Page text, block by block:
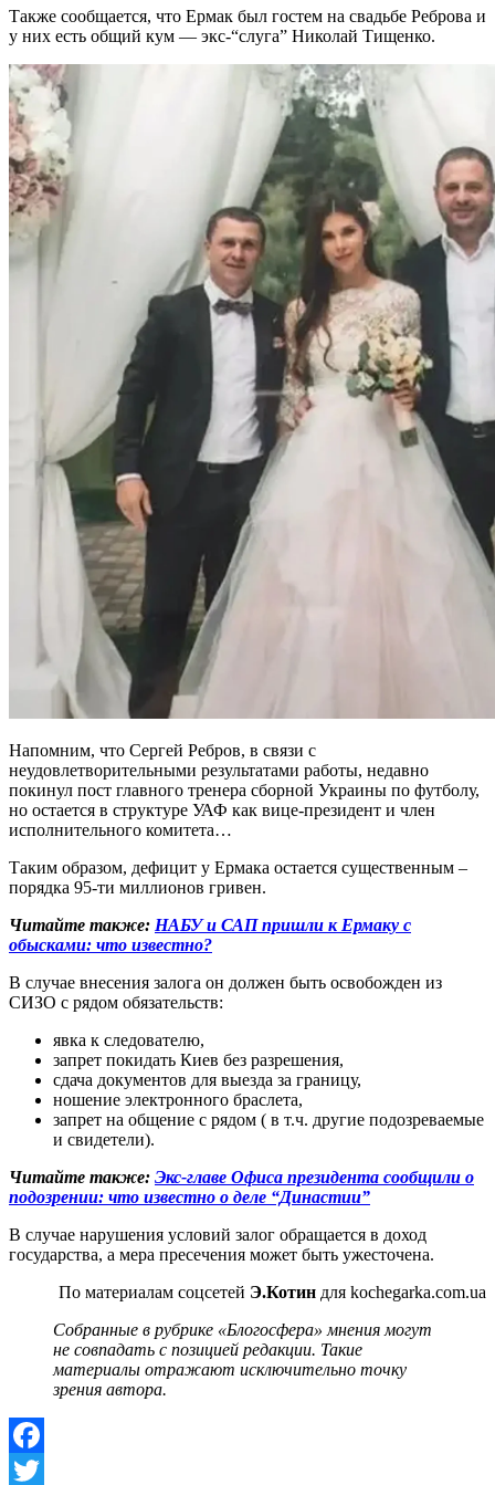
Также сообщается, что Ермак был гостем на свадьбе Реброва и
у них есть общий кум — экс-“слуга” Николай Тищенко.
Напомним, что Сергей Ребров, в связи с
неудовлетворительными результатами работы, недавно
покинул пост главного тренера сборной Украины по футболу,
но остается в структуре УАФ как вице-президент и член
исполнительного комитета…
Таким образом, дефицит у Ермака остается существенным –
порядка 95-ти миллионов гривен.
Читайте также: НАБУ и САП пришли к Ермаку с
обысками: что известно?
В случае внесения залога он должен быть освобожден из
СИЗО с рядом обязательств:
явка к следователю,
запрет покидать Киев без разрешения,
сдача документов для выезда за границу,
ношение электронного браслета,
запрет на общение с рядом ( в т.ч. другие подозреваемые
и свидетели).
Читайте также: Экс-главе Офиса президента сообщили о
подозрении: что известно о деле “Династии”
В случае нарушения условий залог обращается в доход
государства, а мера пресечения может быть ужесточена.
По материалам соцсетей Э.Котин для kochegarka.com.ua
Собранные в рубрике «Блогосфера» мнения могут
не совпадать с позицией редакции. Такие
материалы отражают исключительно точку
зрения автора.
Facebook